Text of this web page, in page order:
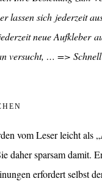
lassen sich jederzeit
neue Aufkleber
versucht, … =>
vom Leser leicht als
daher sparsam damit.
erfordert selbst